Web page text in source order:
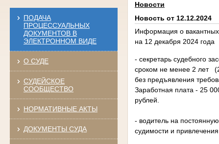
ПОДАЧА
ПРОЦЕССУАЛЬНЫХ
ДОКУМЕНТОВ В
ЭЛЕКТРОННОМ ВИДЕ
О СУДЕ
СУДЕЙСКОЕ
СООБЩЕСТВО
НОРМАТИВНЫЕ АКТЫ
ДОКУМЕНТЫ СУДА
Новости
Новость от 12.12.2024
Информация о
на 12 декабря 2024 года
- секретарь судебного
сроком не менее 2 лет
без предъявления
Заработная плата - 25
рублей.
- водитель на
судимости и